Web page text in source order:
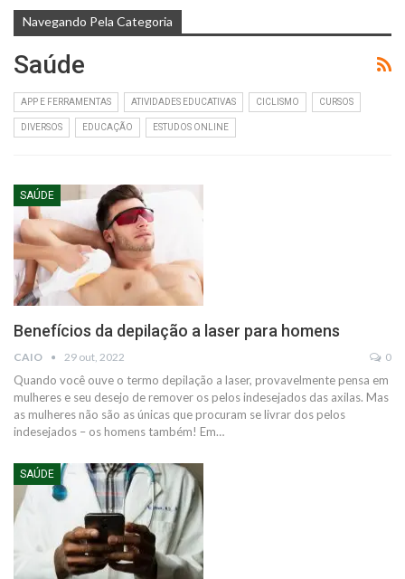
Navegando Pela Categoria
Saúde
APP E FERRAMENTAS ATIVIDADES EDUCATIVAS CICLISMO CURSOS
DIVERSOS EDUCAÇÃO ESTUDOS ONLINE
SAÚDE
Benefícios da depilação a laser para homens
CAIO 29 out, 2022 0
Quando você ouve o termo depilação a laser, provavelmente pensa em
mulheres e seu desejo de remover os pelos indesejados das axilas. Mas
as mulheres não são as únicas que procuram se livrar dos pelos
indesejados – os homens também! Em…
SAÚDE